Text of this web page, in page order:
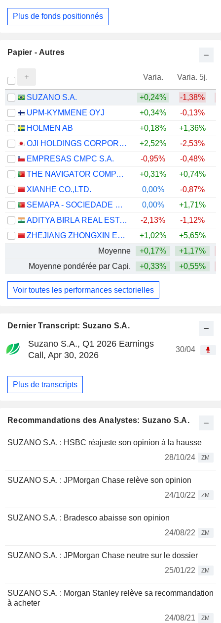
Dernier Transcript: Suzano S.A.
Suzano S.A., Q1 2026 Earnings
Call, Apr 30, 2026
30/04
Plus de transcripts
Recommandations des Analystes: Suzano S.A.
SUZANO S.A. : HSBC réajuste son opinion à la hausse
28/10/24
ZM
SUZANO S.A. : JPMorgan Chase relève son opinion
24/10/22
ZM
SUZANO S.A. : Bradesco abaisse son opinion
24/08/22
ZM
SUZANO S.A. : JPMorgan Chase neutre sur le dossier
25/01/22
ZM
SUZANO S.A. : Morgan Stanley relève sa recommandation
à acheter
24/08/21
ZM
Plus de fonds positionnés
Papier - Autres
Varia. Varia. 5j.
SUZANO S.A. +0,24% -1,38%
UPM-KYMMENE OYJ
+0,34% -0,13%
HOLMEN AB
+0,18% +1,36%
OJI HOLDINGS CORPORATION
+2,52% -2,53%
EMPRESAS CMPC S.A.
-0,95% -0,48%
THE NAVIGATOR COMPANY, S.A.
+0,31% +0,74%
XIANHE CO.,LTD.
0,00% -0,87%
SEMAPA - SOCIEDADE DE INVESTIMENTO E GESTÃO, SGPS, S.A.
0,00% +1,71%
ADITYA BIRLA REAL ESTATE LIMITED
-2,13% -1,12%
ZHEJIANG ZHONGXIN ENVIRONMENTAL PROTECTION TECHNOLOGY GROUP CO., LTD.
+1,02% +5,65%
Moyenne
+0,17% +1,17%
Moyenne pondérée par Capi.
+0,33% +0,55%
Voir toutes les performances sectorielles